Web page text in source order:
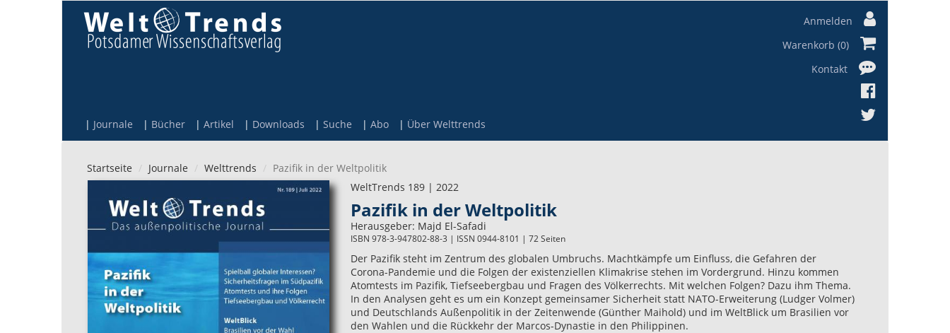
Journale Bücher Artikel Downloads Suche Abo Über Welttrends
Anmelden
Warenkorb (0)
Kontakt
Startseite Journale Welttrends Pazifik in der Weltpolitik
WeltTrends 189 | 2022
Pazifik in der Weltpolitik
Herausgeber: Majd El-Safadi
ISBN 978-3-947802-88-3 | ISSN 0944-8101 | 72 Seiten
Der Pazifik steht im Zentrum des globalen Umbruchs. Machtkämpfe um Einfluss, die Gefahren der
Corona-Pandemie und die Folgen der existenziellen Klimakrise stehen im Vordergrund. Hinzu kommen
Atomtests im Pazifik, Tiefseebergbau und Fragen des Völkerrechts. Mit welchen Folgen? Dazu ihm Thema.
In den Analysen geht es um ein Konzept gemeinsamer Sicherheit statt NATO-Erweiterung (Ludger Volmer)
und Deutschlands Außenpolitik in der Zeitenwende (Günther Maihold) und im WeltBlick um Brasilien vor
den Wahlen und die Rückkehr der Marcos-Dynastie in den Philippinen.